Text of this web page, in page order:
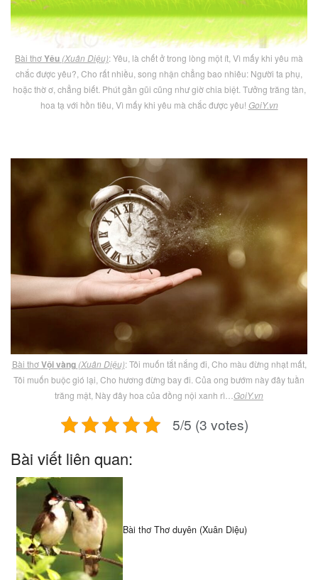
Bài thơYêu (Xuân Diệu): Yêu, là chết ở trong lòng một ít, Vì mấy khi yêu mà
chắc được yêu?, Cho rất nhiều, song nhận chẳng bao nhiêu: Người ta phụ,
hoặc thờ ơ, chẳng biết. Phút gần gũi cũng như giờ chia biệt. Tưởng trăng tàn,
hoa tạ với hồn tiêu, Vì mấy khi yêu mà chắc được yêu! GoiY.vn
Bài thơVội vàng (Xuân Diệu): Tôi muốn tắt nắng đi, Cho màu đừng nhạt mất,
Tôi muốn buộc gió lại, Cho hương đừng bay đi. Của ong bướm này đây tuần
trăng mật, Này đây hoa của đồng nội xanh rì… GoiY.vn
5/5 (3 votes)
Bài viết liên quan:
Bài thơ Thơ duyên (Xuân Diệu)